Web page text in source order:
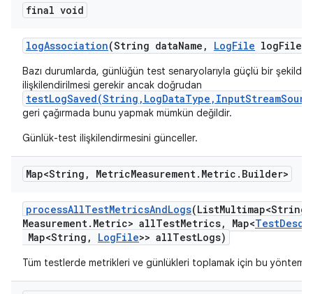
final void
logAssociation(String dataName , LogFile logFile)
Bazı durumlarda, günlüğün test senaryolarıyla güçlü bir şekilde
ilişkilendirilmesi gerekir ancak doğrudan
geri çağırmada bunu yapmak mümkün değildir.
Günlük-test ilişkilendirmesini günceller.
Map<String , MetricMeasurement. Metric . Builder>
processAllTestMetricsAndLogs(ListMultimap<String
Measurement. Metric> allTestMetrics, Map<Test
Map<String , LogFile>> allTestLogs)
Tüm testlerde metrikleri ve günlükleri toplamak için bu yöntemi